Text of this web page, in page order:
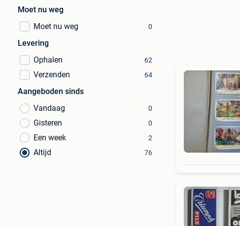
Moet nu weg
Moet nu weg
0
Levering
Ophalen
62
Verzenden 64
Aangeboden sinds
Vandaag
0
Gisteren 0
Een week 2
Altijd 76